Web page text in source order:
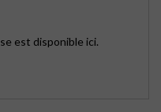
est disponible ici.